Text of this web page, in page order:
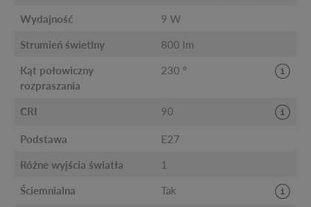
Wydajność 9 W
Strumień świetlny 800 lm
Kąt połowiczny
rozpraszania
230 °
CRI 90
Podstawa E27
Różne wyjścia światła 1
Ściemnialna Tak